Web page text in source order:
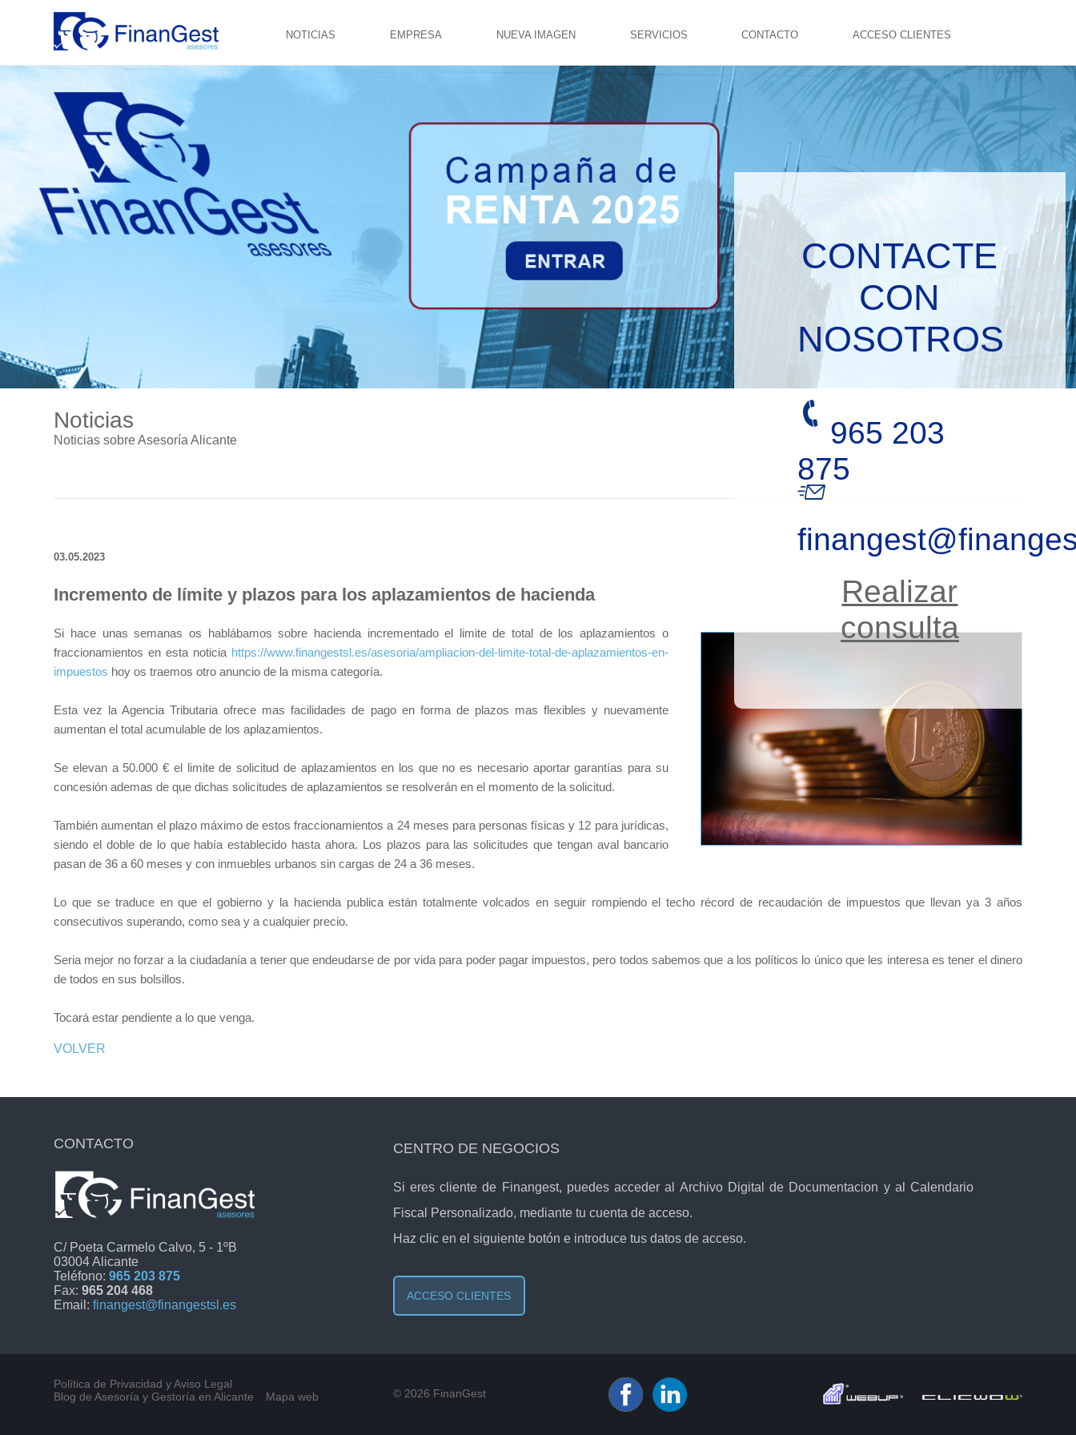
NOTICIAS EMPRESA NUEVA IMAGEN SERVICIOS CONTACTO ACCESO CLIENTES
CONTACTE
CON
NOSOTROS
965 203
875
Realizar
consulta
Noticias
Noticias sobre Asesoría Alicante
03.05.2023
Incremento de límite y plazos para los aplazamientos de hacienda
Si hace unas semanas os hablábamos sobre hacienda incrementado el limite de total de los aplazamientos o
fraccionamientos en esta noticia https://www.finangestsl.es/asesoria/ampliacion-del-limite-total-de-aplazamientos-en-
impuestos hoy os traemos otro anuncio de la misma categoría.
Esta vez la Agencia Tributaria ofrece mas facilidades de pago en forma de plazos mas flexibles y nuevamente
aumentan el total acumulable de los aplazamientos.
Se elevan a 50.000 € el limite de solicitud de aplazamientos en los que no es necesario aportar garantías para su
concesión ademas de que dichas solicitudes de aplazamientos se resolverán en el momento de la solicitud.
También aumentan el plazo máximo de estos fraccionamientos a 24 meses para personas físicas y 12 para jurídicas,
siendo el doble de lo que había establecido hasta ahora. Los plazos para las solicitudes que tengan aval bancario
pasan de 36 a 60 meses y con inmuebles urbanos sin cargas de 24 a 36 meses.
Lo que se traduce en que el gobierno y la hacienda publica están totalmente volcados en seguir rompiendo el techo récord de recaudación de impuestos que llevan ya 3 años
consecutivos superando, como sea y a cualquier precio.
Seria mejor no forzar a la ciudadanía a tener que endeudarse de por vida para poder pagar impuestos, pero todos sabemos que a los políticos lo único que les interesa es tener el dinero
de todos en sus bolsillos.
Tocará estar pendiente a lo que venga.
VOLVER
CONTACTO
C/ Poeta Carmelo Calvo, 5 - 1ºB
03004 Alicante
Teléfono:965 203 875
Fax:965 204 468
Email:finangest@finangestsl.es
CENTRO DE NEGOCIOS
Si eres cliente de Finangest, puedes acceder al Archivo Digital de Documentacion y al Calendario
Fiscal Personalizado, mediante tu cuenta de acceso.
Haz clic en el siguiente botón e introduce tus datos de acceso.
ACCESO CLIENTES
Política de Privacidad y Aviso Legal
Blog de Asesoría y Gestoría en Alicante
Mapa web © 2026 FinanGest